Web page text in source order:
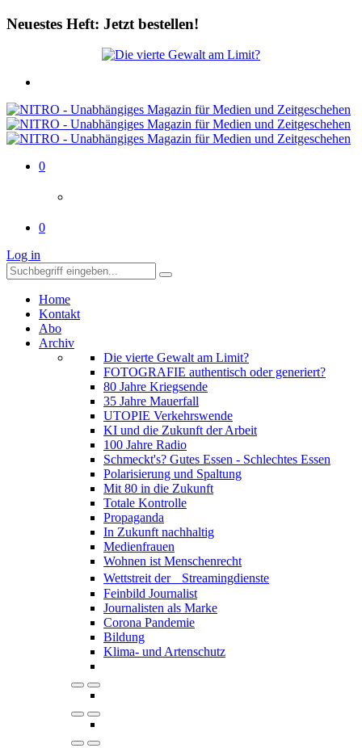
Neuestes Heft: Jetzt bestellen!
0
0
Log in
Home
Kontakt
Abo
Archiv
Die vierte Gewalt am Limit?
FOTOGRAFIE authentisch oder generiert?
80 Jahre Kriegsende
35 Jahre Mauerfall
UTOPIE Verkehrswende
KI und die Zukunft der Arbeit
100 Jahre Radio
Schmeckt's? Gutes Essen - Schlechtes Essen
Polarisierung und Spaltung
Mit 80 in die Zukunft
Totale Kontrolle
Propaganda
In Zukunft nachhaltig
Medienfrauen
Wohnen ist Menschenrecht
Wettstreit der Streamingdienste
Feinbild Journalist
Journalisten als Marke
Corona Pandemie
Bildung
Klima- und Artenschutz